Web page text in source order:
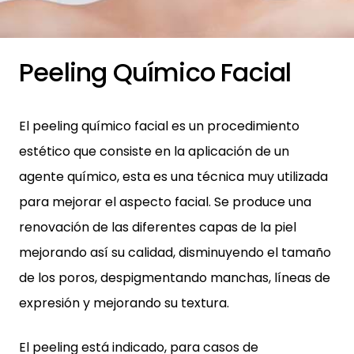
Peeling Químico Facial
El peeling químico facial es un procedimiento
estético que consiste en la aplicación de un
agente químico, esta es una técnica muy utilizada
para mejorar el aspecto facial. Se produce una
renovación de las diferentes capas de la piel
mejorando así su calidad, disminuyendo el tamaño
de los poros, despigmentando manchas, líneas de
expresión y mejorando su textura.
El peeling está indicado, para casos de